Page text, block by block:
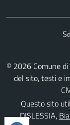
© 2026 Comune di
del sito, testi e
Questo sito
DISLESSIA,